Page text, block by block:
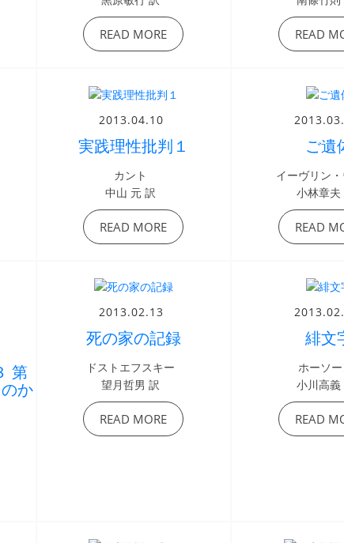
READ MORE READ
2013.04.10
実践理性批判１
カント
中山 元 訳
READ MORE
ご遺
イーヴリン
小林章夫
READ
第
か
2013.02.13
死の家の記録
ドストエフスキー
望月哲男 訳
READ MORE
緋文
ホーソ
小川高義
READ